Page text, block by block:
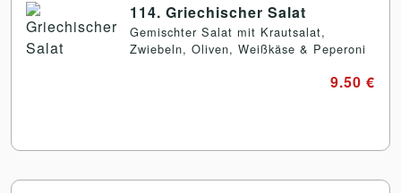
114. Griechischer Salat
Gemischter Salat mit Krautsalat,
Zwiebeln, Oliven, Weißkäse & Peperoni
9.50 €